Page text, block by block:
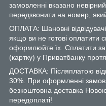
замовленні вказано
передзвонити на номер,
ОПЛАТА: Шановні
якщо ви не готові оплатити
оформлюйте їх. Сплатити
(картку) у Приватбанку
ДОСТАВКА: Післяплатою
30%. При оформленні
безкоштовна доставка
передоплаті!